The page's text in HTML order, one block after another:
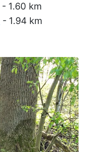
- 1.60 km
- 1.94 km